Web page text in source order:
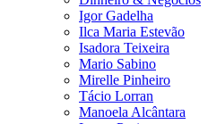
Igor Gadelha
Ilca Maria Estevão
Isadora Teixeira
Mario Sabino
Mirelle Pinheiro
Tácio Lorran
Manoela Alcântara